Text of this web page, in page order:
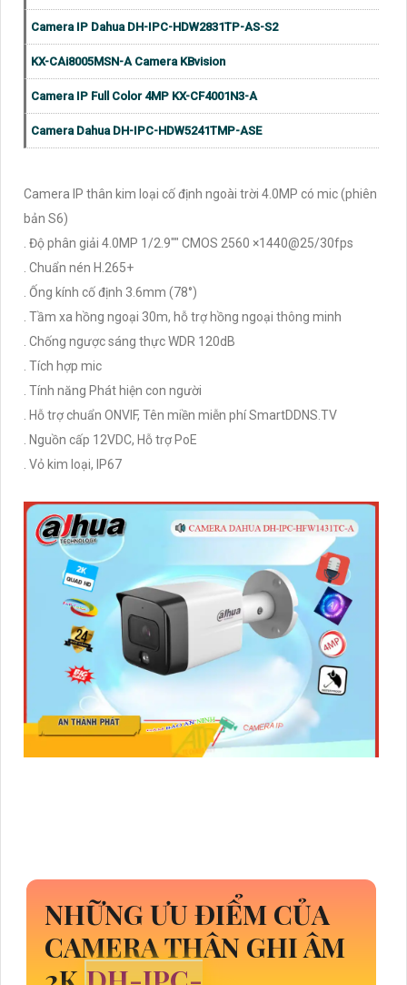
Camera IP Dahua DH-IPC-HDW2831TP-AS-S2
KX-CAi8005MSN-A Camera KBvision
Camera IP Full Color 4MP KX-CF4001N3-A
Camera Dahua DH-IPC-HDW5241TMP-ASE
Camera IP thân kim loại cố định ngoài trời 4.0MP có mic (phiên
bản S6)
. Độ phân giải 4.0MP 1/2.9"" CMOS 2560 ×1440@25/30fps
. Chuẩn nén H.265+
. Ống kính cố định 3.6mm (78°)
. Tầm xa hồng ngoại 30m, hỗ trợ hồng ngoại thông minh
. Chống ngược sáng thực WDR 120dB
. Tích hợp mic
. Tính năng Phát hiện con người
. Hỗ trợ chuẩn ONVIF, Tên miền miễn phí SmartDDNS.TV
. Nguồn cấp 12VDC, Hỗ trợ PoE
. Vỏ kim loại, IP67
NHỮNG ƯU ĐIỂM CỦA
CAMERA THÂN GHI ÂM